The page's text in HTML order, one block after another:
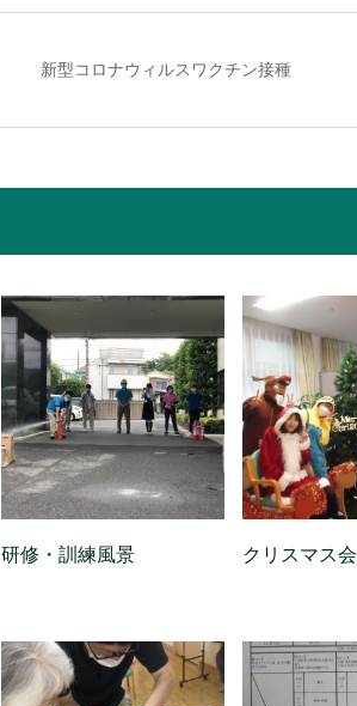
新型コロナウィルスワクチン接種
研修・訓練風景 クリスマス会